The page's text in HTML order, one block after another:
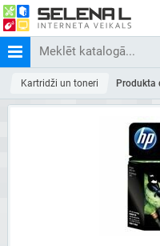
Kartridži un toneri Produkta